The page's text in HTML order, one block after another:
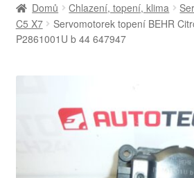
Celosvětová doprava
Domů Chlazení, topení, klima
C5 X7
Servomotorek topení BEHR
P2861001U b 44 647947